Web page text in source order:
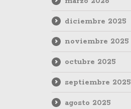
diciembre 2025
noviembre 2025
octubre 2025
septiembre 2025
agosto 2025